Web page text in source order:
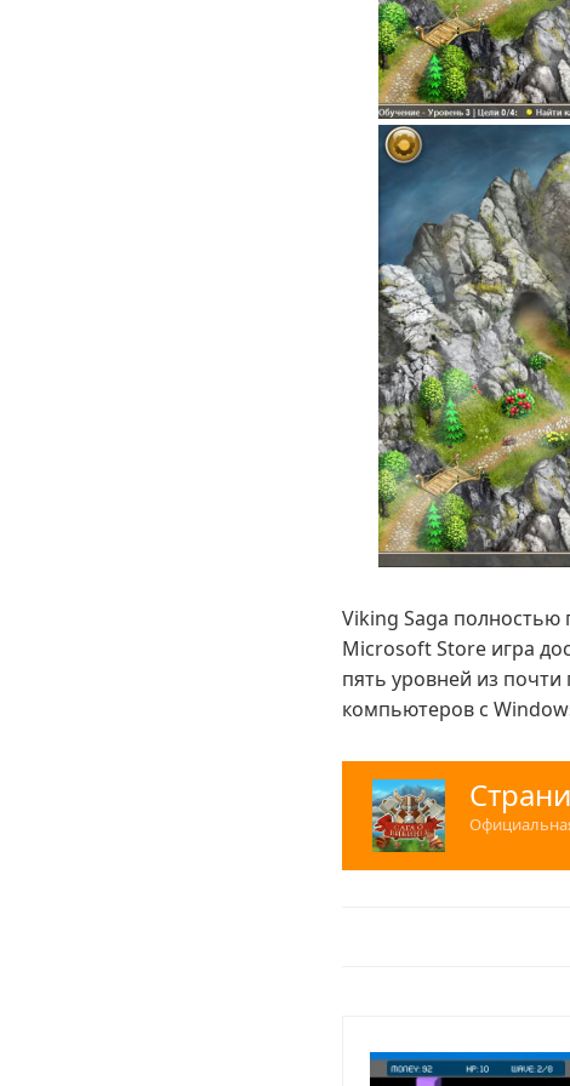
Viking Saga полностью
Microsoft Store игра
пять уровней из почти
компьютеров с